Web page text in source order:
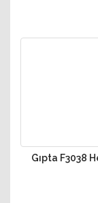
Gıpta F3038